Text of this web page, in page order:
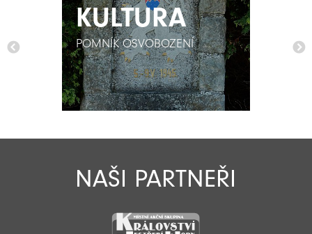
KULTURA
POMNÍK OSVOBOZENÍ
KULTURA
POMNÍK OSVOBOZENÍ
NAŠI PARTNEŘI